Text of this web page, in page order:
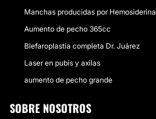
Manchas producidas por Hemosiderina
Aumento de pecho 365cc
Blefaroplastia completa Dr. Juárez
Laser en pubis y axilas
aumento de pecho grande
SOBRE NOSOTROS